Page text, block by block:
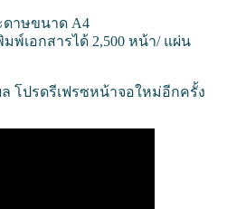
าษขนาด A4
มพ์เอกสารได้ 2,500 หน้า/ แผ่น
โปรดรีเฟรซหน้าจอใหม่อีกครั้ง